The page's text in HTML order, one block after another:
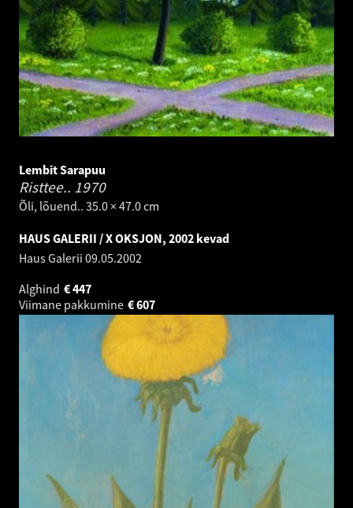
Lembit Sarapuu
Risttee.. 1970
Õli, lõuend.. 35.0 × 47.0 cm
HAUS GALERII / X OKSJON, 2002 kevad
Haus Galerii 09.05.2002
Alghind
447
€
Viimane pakkumine
607
€